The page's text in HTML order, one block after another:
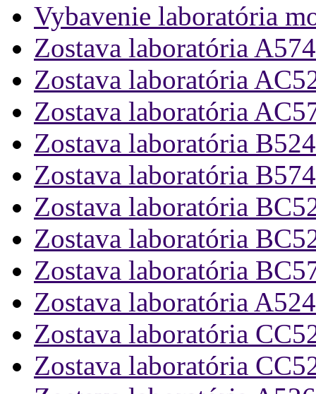
Vybavenie laboratória
Zostava laboratória A574
Zostava laboratória
Zostava laboratória
Zostava laboratória B524
Zostava laboratória B574
Zostava laboratória
Zostava laboratória
Zostava laboratória
Zostava laboratória A524
Zostava laboratória
Zostava laboratória